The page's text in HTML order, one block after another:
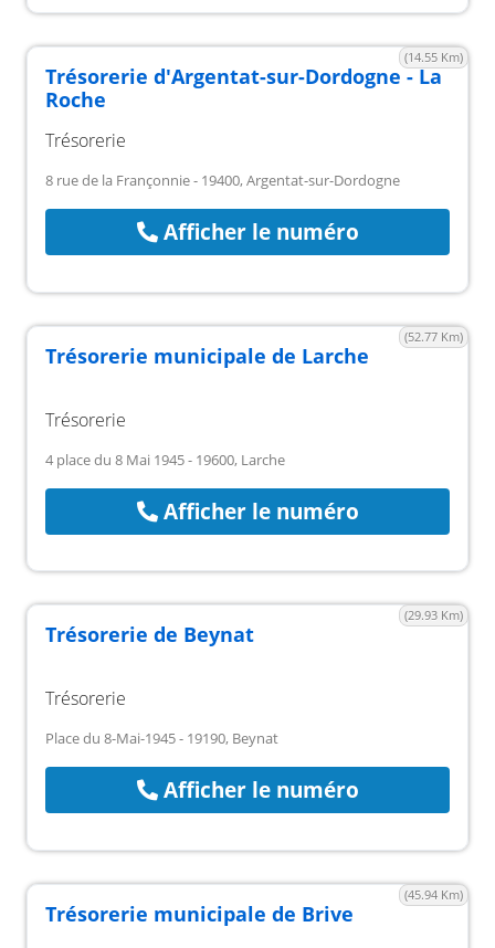
(14.55 Km)
Trésorerie d'Argentat-sur-Dordogne - La
Roche
Trésorerie
8 rue de la Françonnie - 19400, Argentat-sur-Dordogne
Afficher le numéro
(52.77 Km)
Trésorerie municipale de Larche
Trésorerie
4 place du 8 Mai 1945 - 19600, Larche
Afficher le numéro
(29.93 Km)
Trésorerie de Beynat
Trésorerie
Place du 8-Mai-1945 - 19190, Beynat
Afficher le numéro
(45.94 Km)
Trésorerie municipale de Brive